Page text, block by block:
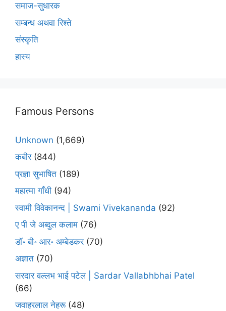
समाज-सुधारक
सम्बन्ध अथवा रिश्ते
संस्कृति
हास्य
Famous Persons
Unknown (1,669)
कबीर(844)
प्रज्ञा सुभाषित (189)
महात्मा गाँधी (94)
स्वामी विवेकानन्द | Swami Vivekananda (92)
ए पी जे अब्दुल कलाम (76)
डॉ॰ बी॰ आर॰ अम्बेडकर(70)
अज्ञात (70)
सरदार वल्लभ भाई पटेल | Sardar Vallabhbhai Patel
(66)
जवाहरलाल नेहरू(48)